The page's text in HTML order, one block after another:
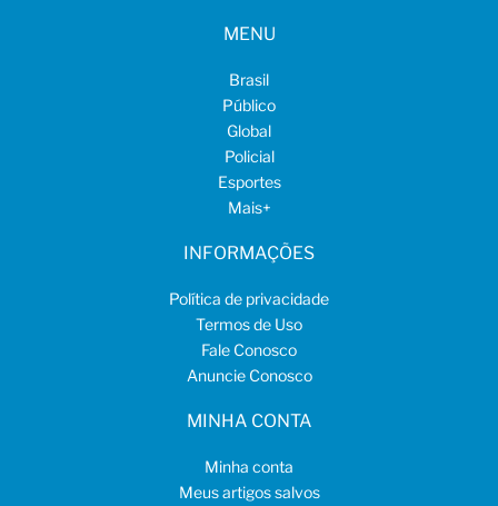
MENU
Brasil
Público
Global
Policial
Esportes
Mais+
INFORMAÇÕES
Política de privacidade
Termos de Uso
Fale Conosco
Anuncie Conosco
MINHA CONTA
Minha conta
Meus artigos salvos